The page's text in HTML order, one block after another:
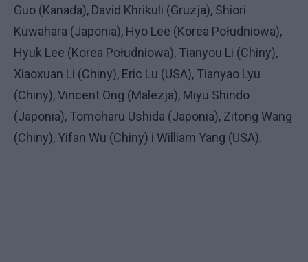
Guo (Kanada), David Khrikuli (Gruzja), Shiori
Kuwahara (Japonia), Hyo Lee (Korea Południowa),
Hyuk Lee (Korea Południowa), Tianyou Li (Chiny),
Xiaoxuan Li (Chiny), Eric Lu (USA), Tianyao Lyu
(Chiny), Vincent Ong (Malezja), Miyu Shindo
(Japonia), Tomoharu Ushida (Japonia), Zitong Wang
(Chiny), Yifan Wu (Chiny) i William Yang (USA).